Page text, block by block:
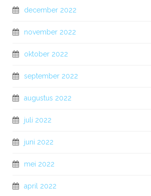
december 2022
november 2022
oktober 2022
september 2022
augustus 2022
juli 2022
juni 2022
mei 2022
april 2022